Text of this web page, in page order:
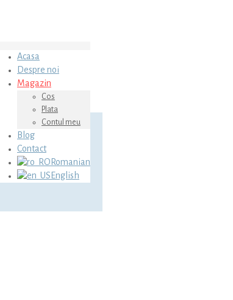
Acasa
Despre noi
Magazin
Cos
Plata
Contul meu
Blog
Contact
Romanian
English